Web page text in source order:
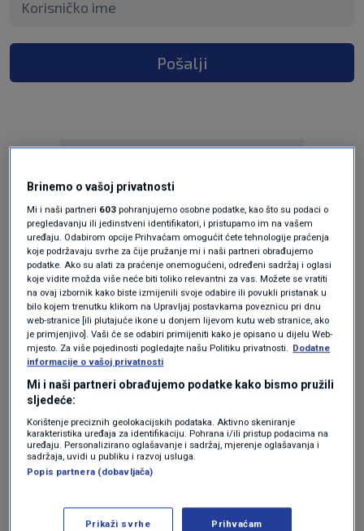
Pošalji
Oglas
Oglas
Brinemo o vašoj privatnosti
Mi i naši partneri 603 pohranjujemo osobne podatke, kao što su podaci o
pregledavanju ili jedinstveni identifikatori, i pristupamo im na vašem
uređaju. Odabirom opcije Prihvaćam omogućit ćete tehnologije praćenja
koje podržavaju svrhe za čije pružanje mi i naši partneri obrađujemo
podatke. Ako su alati za praćenje onemogućeni, određeni sadržaj i oglasi
koje vidite možda više neće biti toliko relevantni za vas. Možete se vratiti
na ovaj izbornik kako biste izmijenili svoje odabire ili povukli pristanak u
bilo kojem trenutku klikom na Upravljaj postavkama poveznicu pri dnu
web-stranice [ili plutajuće ikone u donjem lijevom kutu web stranice, ako
je primjenjivo]. Vaši će se odabiri primijeniti kako je opisano u dijelu Web-
mjesto. Za više pojedinosti pogledajte našu Politiku privatnosti. Dodatne
informacije o vašoj privatnosti
Mi i naši partneri obrađujemo podatke kako bismo pružili
sljedeće:
Korištenje preciznih geolokacijskih podataka. Aktivno skeniranje
karakteristika uređaja za identifikaciju. Pohrana i/ili pristup podacima na
uređaju. Personalizirano oglašavanje i sadržaj, mjerenje oglašavanja i
sadržaja, uvidi u publiku i razvoj usluga.
Popis partnera (dobavljača)
Prikaži svrhe Prihvaćam